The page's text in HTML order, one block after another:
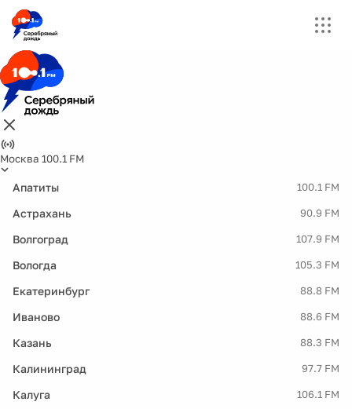
Москва 100.1 FM
Апатиты 100.1 FM
Астрахань 90.9 FM
Волгоград 107.9 FM
Вологда 105.3 FM
Екатеринбург 88.8 FM
Иваново 88.6 FM
Казань 88.3 FM
Калининград 97.7 FM
Калуга 106.1 FM